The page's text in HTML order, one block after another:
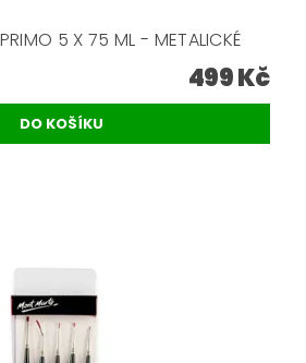
5 X 75 ML - METALICKÉ
499 Kč